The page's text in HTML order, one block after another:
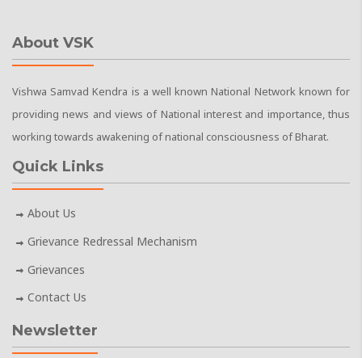
About VSK
Vishwa Samvad Kendra is a well known National Network known for
providing news and views of National interest and importance, thus
working towards awakening of national consciousness of Bharat.
Quick Links
About Us
Grievance Redressal Mechanism
Grievances
Contact Us
Newsletter